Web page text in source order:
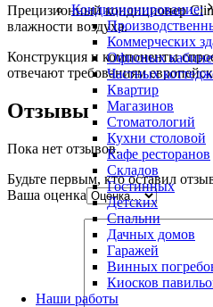
Кондиционирование:
Коммерческих
Офисных
Частных
Квартир
Магазинов
Стоматологий
Кухни столовой
Кафе ресторанов
Складов
Гостинных
Детских
Спальни
Дачных домов
Гаражей
Винных
Киосков
Наши работы
Прецизионный кондиционер
влажности воздуха.
Конструкция и компоненты
отвечают требованиям
Отзывы
Пока нет отзывов.
Будьте первым, кто оставил
Ваша оценка